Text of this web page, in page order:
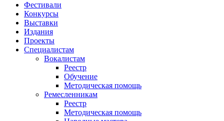
Фестивали
Конкурсы
Выставки
Издания
Проекты
Специалистам
Вокалистам
Реестр
Обучение
Методическая помощь
Ремесленникам
Реестр
Методическая помощь